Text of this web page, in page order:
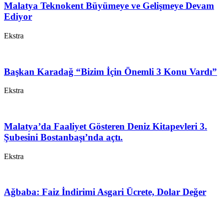
Malatya Teknokent Büyümeye ve Gelişmeye Devam
Ediyor
Ekstra
Başkan Karadağ “Bizim İçin Önemli 3 Konu Vardı”
Ekstra
Malatya’da Faaliyet Gösteren Deniz Kitapevleri 3.
Şubesini Bostanbaşı’nda açtı.
Ekstra
Ağbaba: Faiz İndirimi Asgari Ücrete, Dolar Değer